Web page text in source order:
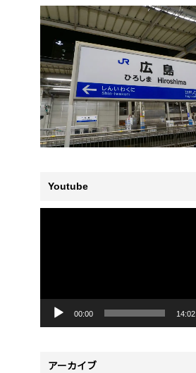
Youtube
ヤ
00:00 14:02
アーカイブ